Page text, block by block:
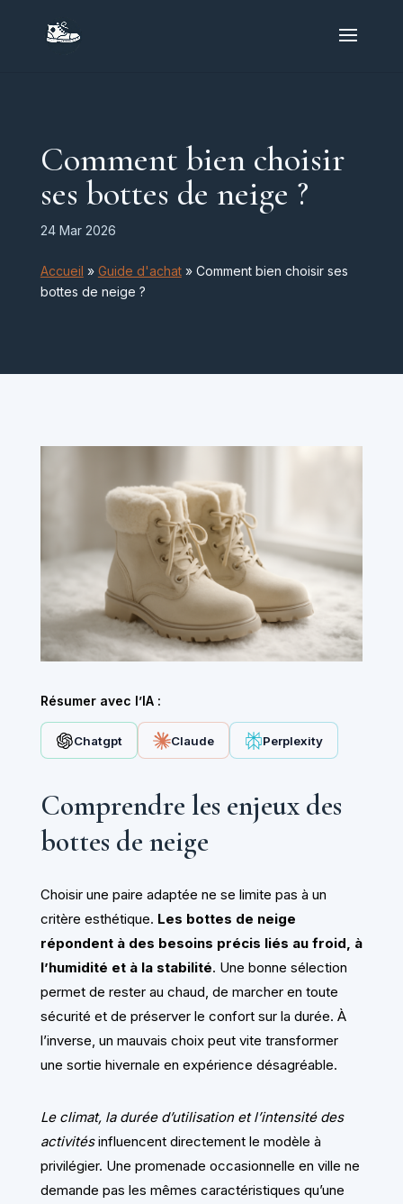
Comment bien choisir
ses bottes de neige ?
24 Mar 2026
Accueil » Guide d'achat» Comment bien choisir ses
bottes de neige ?
Résumer avec l’IA :
Chatgpt Claude Perplexity
Comprendre les enjeux des
bottes de neige
Choisir une paire adaptée ne se limite pas à un
critère esthétique. Les bottes de neige
répondent à des besoins précis liés au froid, à
l’humidité et à la stabilité. Une bonne sélection
permet de rester au chaud, de marcher en toute
sécurité et de préserver le confort sur la durée. À
l’inverse, un mauvais choix peut vite transformer
une sortie hivernale en expérience désagréable.
Le climat, la durée d’utilisation et l’intensité des
activitésinfluencent directement le modèle à
privilégier. Une promenade occasionnelle en ville ne
demande pas les mêmes caractéristiques qu’une